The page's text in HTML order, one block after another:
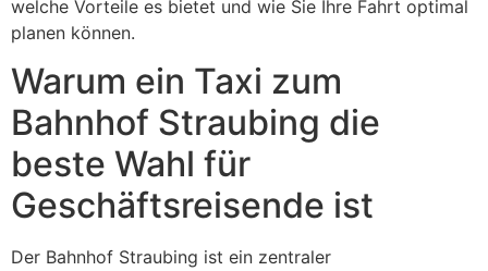
welche Vorteile es bietet und wie Sie Ihre Fahrt optimal
planen können.
Warum ein Taxi zum
Bahnhof Straubing die
beste Wahl für
Geschäftsreisende ist
Der Bahnhof Straubing ist ein zentraler